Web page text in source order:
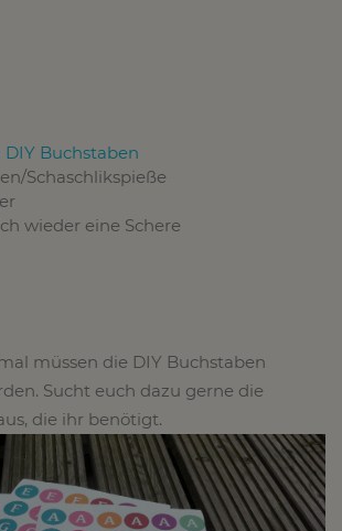
Buchstaben
Schaschlikspieße
wieder eine Schere
müssen die DIY Buchstaben
Sucht euch dazu gerne die
die ihr benötigt.